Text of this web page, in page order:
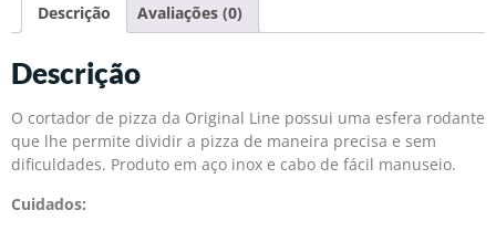
Descrição Avaliações (0)
Descrição
O cortador de pizza da Original Line possui uma esfera rodante
que lhe permite dividir a pizza de maneira precisa e sem
dificuldades. Produto em aço inox e cabo de fácil manuseio.
Cuidados: